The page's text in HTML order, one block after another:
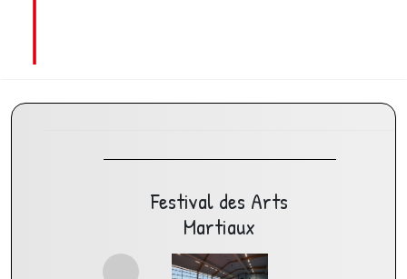
Festival des Arts
Martiaux